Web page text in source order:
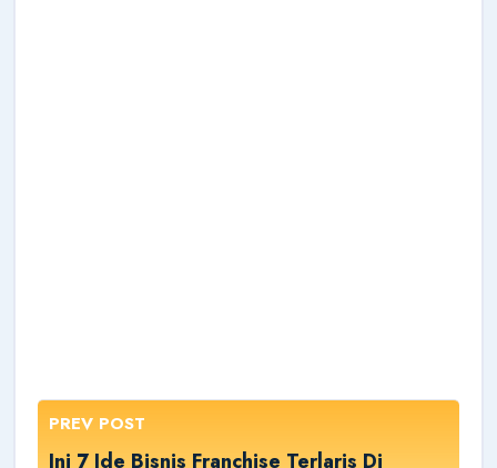
PREV POST
Ini 7 Ide Bisnis Franchise Terlaris Di